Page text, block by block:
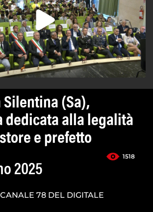
(Sa),
dedicata alla legalità
e prefetto
1518
2025
78 DEL DIGITALE